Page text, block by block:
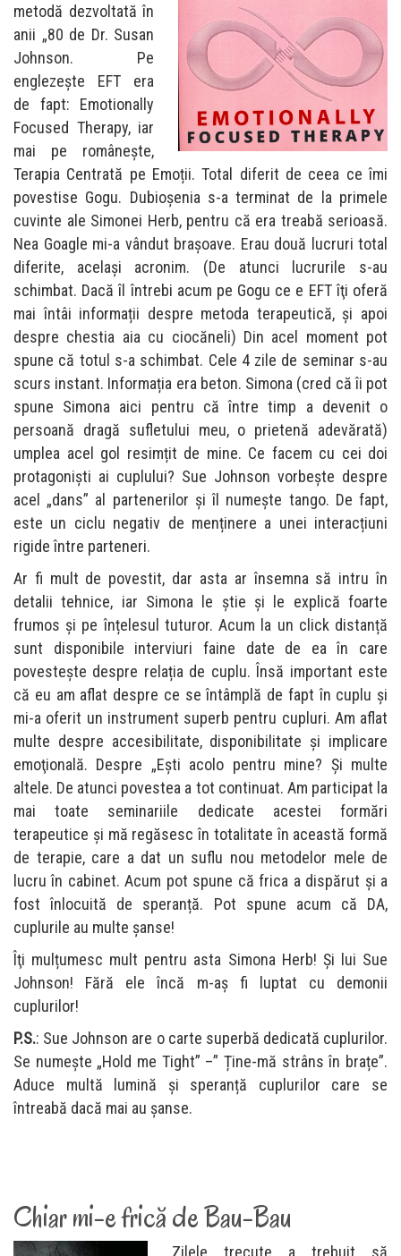
metodă dezvoltată în
anii „80 de Dr. Susan
Johnson. Pe
englezește EFT era
de fapt: Emotionally
Focused Therapy, iar
mai pe românește,
Terapia Centrată pe Emoții. Total diferit de ceea ce îmi
povestise Gogu. Dubioșenia s-a terminat de la primele
cuvinte ale Simonei Herb, pentru că era treabă serioasă.
Nea Goagle mi-a vândut brașoave. Erau două lucruri total
diferite, acelaşi acronim. (De atunci lucrurile s-au
schimbat. Dacă îl întrebi acum pe Gogu ce e EFT îţi oferă
mai întâi informații despre metoda terapeutică, și apoi
despre chestia aia cu ciocăneli) Din acel moment pot
spune că totul s-a schimbat. Cele 4 zile de seminar s-au
scurs instant. Informația era beton. Simona (cred că îi pot
spune Simona aici pentru că între timp a devenit o
persoană dragă sufletului meu, o prietenă adevărată)
umplea acel gol resimțit de mine. Ce facem cu cei doi
protagoniști ai cuplului? Sue Johnson vorbește despre
acel „dans” al partenerilor și îl numește tango. De fapt,
este un ciclu negativ de menținere a unei interacțiuni
rigide între parteneri.
Ar fi mult de povestit, dar asta ar însemna să intru în
detalii tehnice, iar Simona le știe și le explică foarte
frumos și pe înțelesul tuturor. Acum la un click distanță
sunt disponibile interviuri faine date de ea în care
povesteşte despre relația de cuplu. Însă important este
că eu am aflat despre ce se întâmplă de fapt în cuplu şi
mi-a oferit un instrument superb pentru cupluri. Am aflat
multe despre accesibilitate, disponibilitate și implicare
emoţională. Despre „Ești acolo pentru mine? Și multe
altele. De atunci povestea a tot continuat. Am participat la
mai toate seminariile dedicate acestei formări
terapeutice și mă regăsesc în totalitate în această formă
de terapie, care a dat un suflu nou metodelor mele de
lucru în cabinet. Acum pot spune că frica a dispărut și a
fost înlocuită de speranță. Pot spune acum că DA,
cuplurile au multe șanse!
Îţi mulțumesc mult pentru asta Simona Herb! Şi lui Sue
Johnson! Fără ele încă m-aș fi luptat cu demonii
cuplurilor!
P.S.: Sue Johnson are o carte superbă dedicată cuplurilor.
Se numește „Hold me Tight” –” Ține-mă strâns în brațe”.
Aduce multă lumină și speranță cuplurilor care se
întreabă dacă mai au şanse.
Chiar mi-e frică de Bau-Bau
Zilele trecute a trebuit să